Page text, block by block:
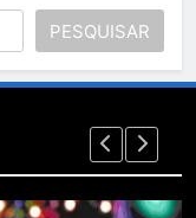
PESQUISAR